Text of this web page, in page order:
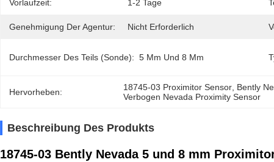
Vorlaufzeit: 1-2 Tage
Genehmigung Der Agentur: Nicht Erforderlich
Durchmesser Des Teils (Sonde): 5 Mm Und 8 Mm
Hervorheben: 18745-03 Proximitor Sensor Bently
Verbogen Nevada Proximity Sensor
Beschreibung Des Produkts
18745-03 Bently Nevada 5 und 8 mm